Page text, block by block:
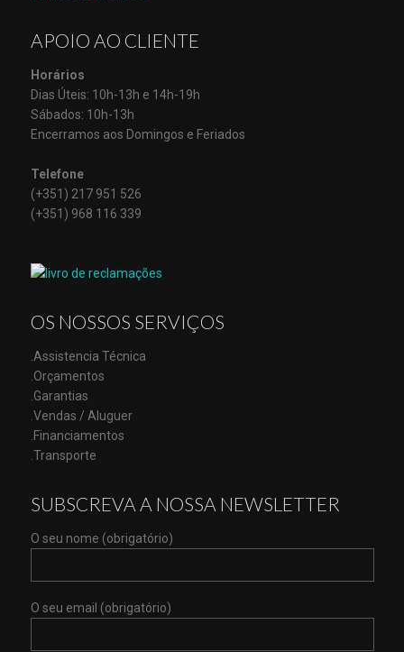
APOIO AO CLIENTE
Horários
Dias Úteis: 10h-13h e 14h-19h
Sábados: 10h-13h
Encerramos aos Domingos e Feriados
Telefone
(+351) 217 951 526
(+351) 968 116 339
OS NOSSOS SERVIÇOS
.Assistencia Técnica
.Orçamentos
.Garantias
.Vendas / Aluguer
.Financiamentos
.Transporte
SUBSCREVA A NOSSA NEWSLETTER
O seu nome (obrigatório)
O seu email (obrigatório)